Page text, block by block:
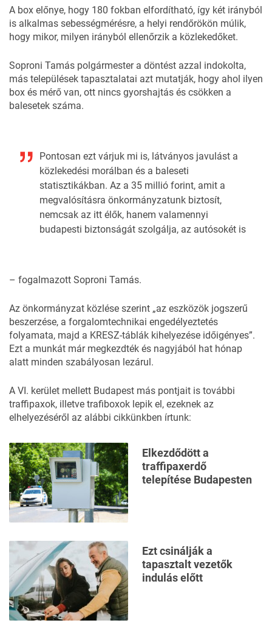
A box előnye, hogy 180 fokban elfordítható, így két irányból
is alkalmas sebességmérésre, a helyi rendőrökön múlik,
hogy mikor, milyen irányból ellenőrzik a közlekedőket.
Soproni Tamás polgármester a döntést azzal indokolta,
más települések tapasztalatai azt mutatják, hogy ahol ilyen
box és mérő van, ott nincs gyorshajtás és csökken a
balesetek száma.
Pontosan ezt várjuk mi is, látványos javulást a
közlekedési morálban és a baleseti
statisztikákban. Az a 35 millió forint, amit a
megvalósításra önkormányzatunk biztosít,
nemcsak az itt élők, hanem valamennyi
budapesti biztonságát szolgálja, az autósokét is
– fogalmazott Soproni Tamás.
Az önkormányzat közlése szerint „az eszközök jogszerű
beszerzése, a forgalomtechnikai engedélyeztetés
folyamata, majd a KRESZ-táblák kihelyezése időigényes”.
Ezt a munkát már megkezdték és nagyjából hat hónap
alatt minden szabályosan lezárul.
A VI. kerület mellett Budapest más pontjait is további
traffipaxok, illetve trafiboxok lepik el, ezeknek az
elhelyezéséről az alábbi cikkünkben írtunk:
Elkezdődött a
traffipaxerdő
telepítése Budapesten
Ezt csinálják a
tapasztalt vezetők
indulás előtt